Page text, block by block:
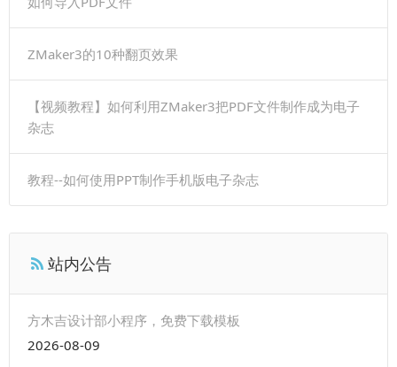
ZMaker3的10种翻页效果
【视频教程】如何利用ZMaker3把PDF文件制作成为电子
杂志
教程--如何使用PPT制作手机版电子杂志
站内公告
方木吉设计部小程序，免费下载模板
2026-08-09